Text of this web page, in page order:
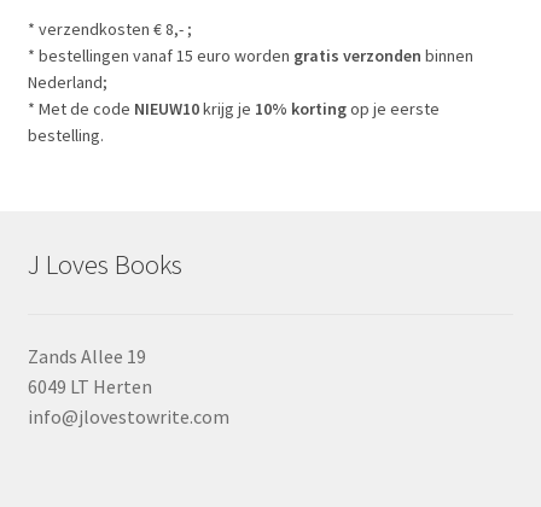
* verzendkosten € 8,- ;
* bestellingen vanaf 15 euro worden gratis verzonden binnen
Nederland;
* Met de code NIEUW10krijg je 10% kortingop je eerste
bestelling.
J Loves Books
Zands Allee 19
6049 LT Herten
info@jlovestowrite.com